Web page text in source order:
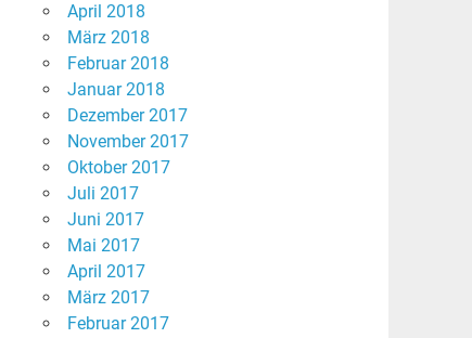
April 2018
März 2018
Februar 2018
Januar 2018
Dezember 2017
November 2017
Oktober 2017
Juli 2017
Juni 2017
Mai 2017
April 2017
März 2017
Februar 2017